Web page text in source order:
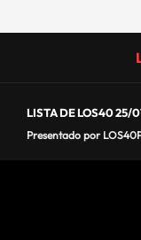
LISTA DE LOS40 25/
Presentado por